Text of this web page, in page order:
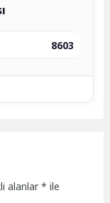
8603
alanlar* ile